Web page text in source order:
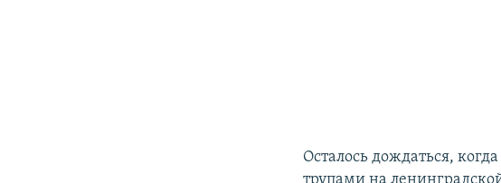
Осталось дождаться,